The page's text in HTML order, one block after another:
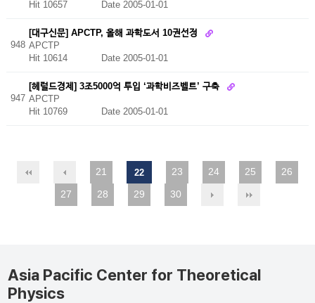
Hit 10657 Date 2005-01-01
948
[대구신문] APCTP, 올해 과학도서 10권선정
APCTP
Hit 10614
Date 2005-01-01
947
[헤럴드경제] 3조5000억 투입 ‘과학비즈벨트’ 구축
APCTP
Hit 10769
Date 2005-01-01
21 22 23 24 25
26
27
28 29 30
Asia Pacific Center for Theoretical
Physics